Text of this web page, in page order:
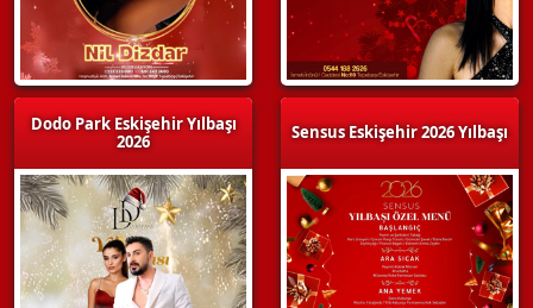
Dodo Park Eskişehir Yılbaşı
2026
Sensus Eskişehir 2026 Yılbaşı